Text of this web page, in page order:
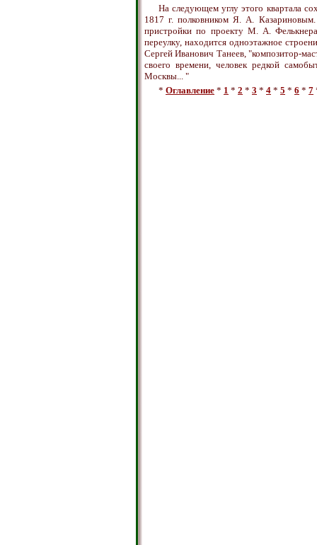
На следующем углу этого квартала
1817 г. полковником Я. А.
пристройки по проекту М. А.
переулку, находится одноэтажное
Сергей Иванович Танеев, "композитор-
своего времени, человек редкой
Москвы... "
* Оглавление * 1 * 2 * 3 * 4 * 5 * 6 * 7